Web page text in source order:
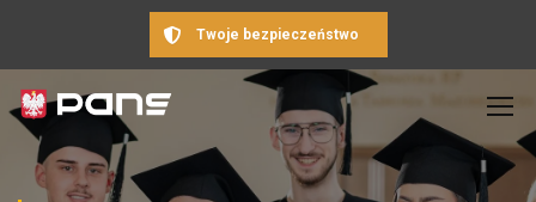
Twoje bezpieczeństwo